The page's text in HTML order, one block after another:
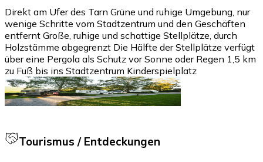
Direkt am Ufer des Tarn Grüne und ruhige Umgebung, nur
wenige Schritte vom Stadtzentrum und den Geschäften
entfernt Große, ruhige und schattige Stellplätze, durch
Holzstämme abgegrenzt Die Hälfte der Stellplätze verfügt
über eine Pergola als Schutz vor Sonne oder Regen 1,5 km
zu Fuß bis ins Stadtzentrum Kinderspielplatz
Tourismus / Entdeckungen